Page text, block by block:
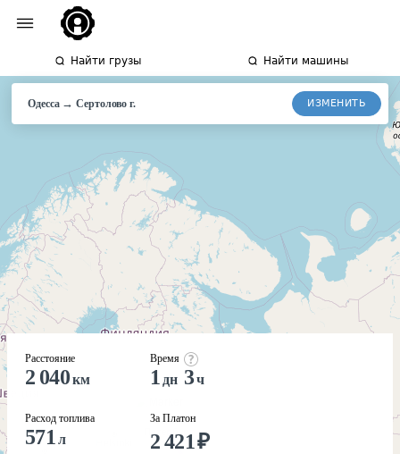
Найти грузы Найти машины
Одесса→Сертоловог. ИЗМЕНИТЬ
Расстояние
2 040км
Расход топлива
571 л
Время
1 дн 3ч
За Платон
2 421₽